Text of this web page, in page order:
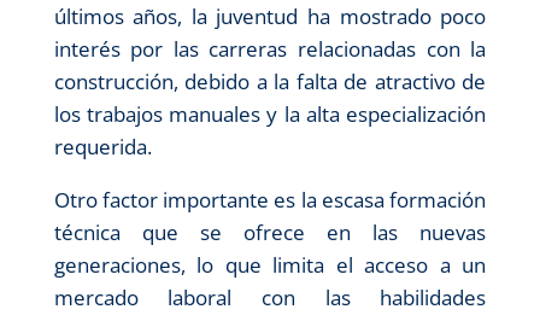
últimos años, la juventud ha mostrado poco
interés por las carreras relacionadas con la
construcción, debido a la falta de atractivo de
los trabajos manuales y la alta especialización
requerida.
Otro factor importante es la escasa formación
técnica que se ofrece en las nuevas
generaciones, lo que limita el acceso a un
mercado laboral con las habilidades